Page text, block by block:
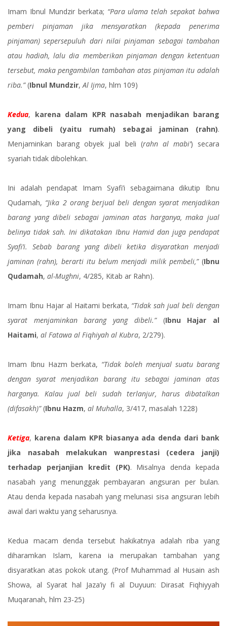
Imam Ibnul Mundzir berkata; “Para ulama telah sepakat bahwa
pemberi pinjaman jika mensyaratkan (kepada penerima
pinjaman) sepersepuluh dari nilai pinjaman sebagai tambahan
atau hadiah, lalu dia memberikan pinjaman dengan ketentuan
tersebut, maka pengambilan tambahan atas pinjaman itu adalah
riba.”(Ibnul Mundzir,Al Ijma, hlm 109)
Kedua, karena dalam KPR nasabah menjadikan barang
yang dibeli (yaitu rumah) sebagai jaminan (rahn).
Menjaminkan barang obyek jual beli (rahn al mabi’) secara
syariah tidak dibolehkan.
Ini adalah pendapat Imam Syafi’i sebagaimana dikutip Ibnu
Qudamah, “Jika 2 orang berjual beli dengan syarat menjadikan
barang yang dibeli sebagai jaminan atas harganya, maka jual
belinya tidak sah. Ini dikatakan Ibnu Hamid dan juga pendapat
Syafi’i. Sebab barang yang dibeli ketika disyaratkan menjadi
jaminan (rahn), berarti itu belum menjadi milik pembeli,”(Ibnu
Qudamah, al-Mughni, 4/285, Kitab ar Rahn).
Imam Ibnu Hajar al Haitami berkata, “Tidak sah jual beli dengan
syarat menjaminkan barang yang dibeli.”(Ibnu Hajar al
Haitami, al Fatawa al Fiqhiyah al Kubra, 2/279).
Imam Ibnu Hazm berkata, “Tidak boleh menjual suatu barang
dengan syarat menjadikan barang itu sebagai jaminan atas
harganya. Kalau jual beli sudah terlanjur, harus dibatalkan
(difasakh)”(Ibnu Hazm, al Muhalla, 3/417, masalah 1228)
Ketiga, karena dalam KPR biasanya ada denda dari bank
jika nasabah melakukan wanprestasi (cedera janji)
terhadap perjanjian kredit (PK). Misalnya denda kepada
nasabah yang menunggak pembayaran angsuran per bulan.
Atau denda kepada nasabah yang melunasi sisa angsuran lebih
awal dari waktu yang seharusnya.
Kedua macam denda tersebut hakikatnya adalah riba yang
diharamkan Islam, karena ia merupakan tambahan yang
disyaratkan atas pokok utang. (Prof Muhammad al Husain ash
Showa, al Syarat hal Jaza’iy fi al Duyuun: Dirasat Fiqhiyyah
Muqaranah, hlm 23-25)